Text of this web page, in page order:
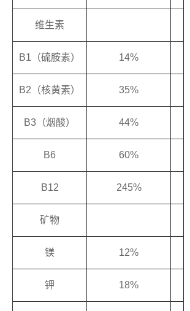
维生素
B1（硫胺素） 14%
B2（核黄素） 35%
B3（烟酸） 44%
B6 60%
B12 245%
矿物
镁 12%
钾 18%